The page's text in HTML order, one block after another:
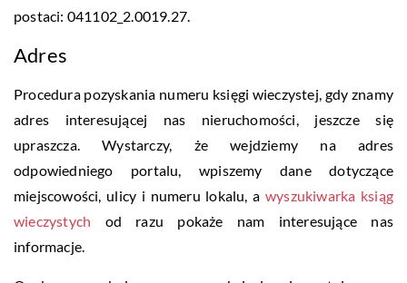
postaci: 041102_2.0019.27.
Adres
Procedura pozyskania numeru księgi wieczystej, gdy znamy
adres interesującej nas nieruchomości, jeszcze się
upraszcza. Wystarczy, że wejdziemy na adres
odpowiedniego portalu, wpiszemy dane dotyczące
miejscowości, ulicy i numeru lokalu, awyszukiwarka ksiąg
wieczystych od razu pokaże nam interesujące nas
informacje.